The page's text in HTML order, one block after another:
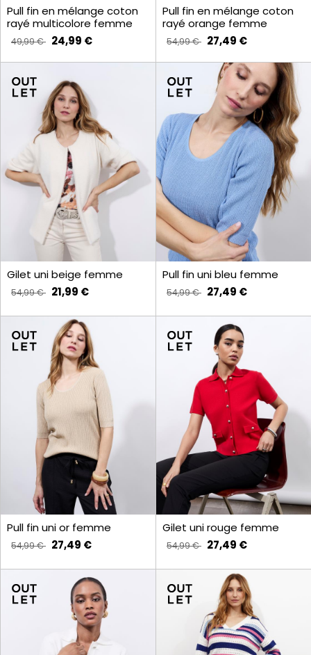
Pull fin en mélange coton
rayé multicolore femme
49,99 € 24,99 €
Pull fin en mélange coton
rayé orange femme
54,99 € 27,49 €
Gilet uni beige femme
54,99 € 21,99 €
Pull fin uni bleu femme
54,99 € 27,49 €
Pull fin uni or femme
54,99 € 27,49 €
Gilet uni rouge femme
54,99 € 27,49 €